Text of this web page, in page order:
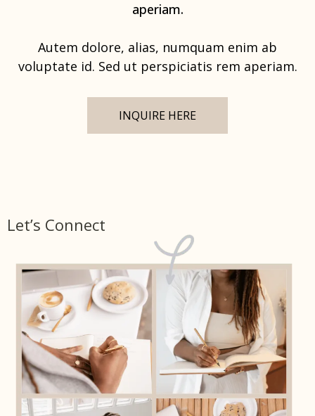
aperiam.
Autem dolore, alias, numquam enim ab
voluptate id. Sed ut perspiciatis rem aperiam.
INQUIRE HERE
Let’s Connect